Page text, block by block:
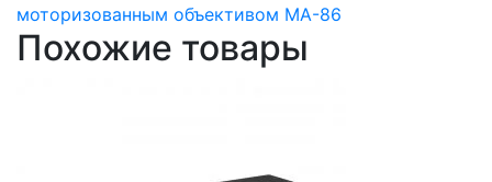
моторизованным объективом MA-86
Похожие товары